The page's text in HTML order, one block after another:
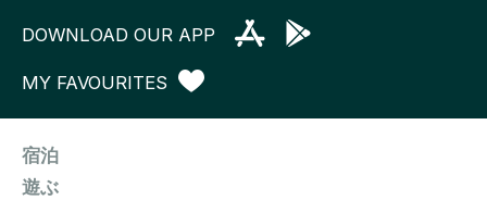
DOWNLOAD OUR APP
MY FAVOURITES
宿泊
遊ぶ